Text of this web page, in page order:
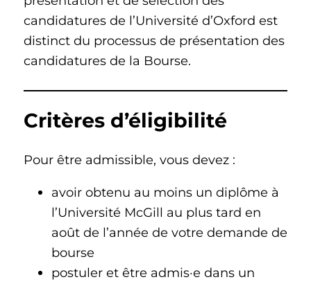
candidatures de l’Université d’Oxford est
distinct du processus de présentation des
candidatures de la Bourse.
Critères d’éligibilité
Pour être admissible, vous devez :
avoir obtenu au moins un diplôme à
l’Université McGill au plus tard en
août de l’année de votre demande de
bourse
postuler et être admis·e dans un